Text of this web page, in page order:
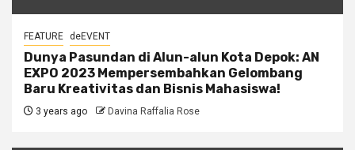
FEATURE deEVENT
Dunya Pasundan di Alun-alun Kota Depok: AN
EXPO 2023 Mempersembahkan Gelombang
Baru Kreativitas dan Bisnis Mahasiswa!
3 years ago Davina Raffalia Rose